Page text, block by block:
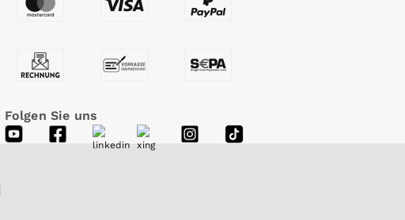
Folgen Sie uns